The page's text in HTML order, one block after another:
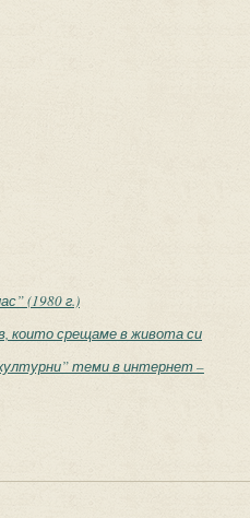
(1980 г.)
които срещаме в живота си
теми в интернет –